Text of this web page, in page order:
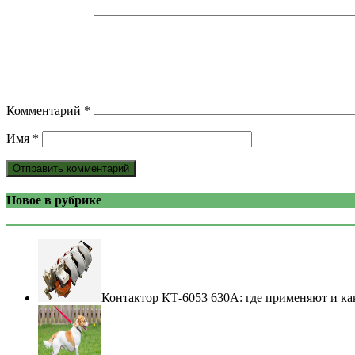
Комментарий *
Имя *
Новое в рубрике
Контактор КТ-6053 630А: где применяют и